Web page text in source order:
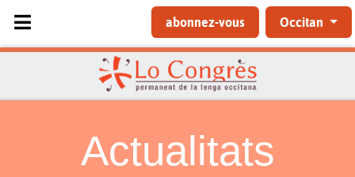
Sélectionnez votre langue
abonnez-vous Occitan
Actualitats